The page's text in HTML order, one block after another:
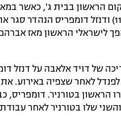
גמר יורו 2020 מהמקום הראשון בבית
דריכה של דויד אלאבה על
לאחר שצפיה באירוע.
הראשון בטורניר. דומפריס,
שלו בטורניר לאחר